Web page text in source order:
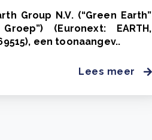
Group N.V. (“Green Earth”
(Euronext: EARTH,
een toonaangev..
Lees meer